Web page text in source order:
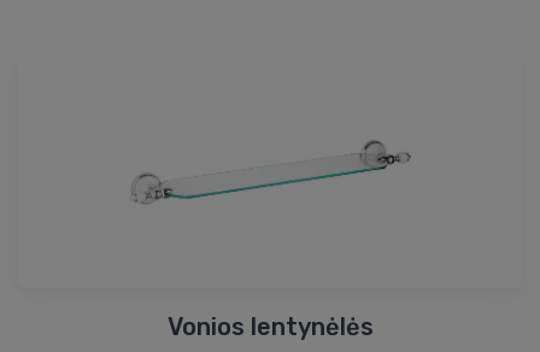
Vonios lentynėlės